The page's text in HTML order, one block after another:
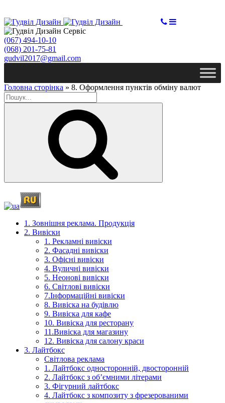
ЗАМОВИТИ
(067) 494-10-10
(068) 201-75-81
gudvil2017@gmail.com
Головна сторінка » 8. Оформлення пунктів обміну валют
Пошук
1. Зовнішня реклама. Продукція
2. Вивіски
1. Рекламні вивіски
2. Фасадні вивіски
3. Офісні вивіски
4. Вуличні вивіски
5. Неонові вивіски
6. Світлові вивіски
7.Інформаційні вивіски
8. Вивіска на будівлю
9. Вивіска для кафе
10. Вивіска для ресторану
11.Вивіска для магазину
12. Вивіска для салону краси
3. Лайтбокс
Світлова реклама
1. Лайтбокс односторонній, двосторонній
2. Лайтбокс з об’ємними літерами
3. Фігурний лайтбокс
4. Лайтбокс з композиту з фрезерованими